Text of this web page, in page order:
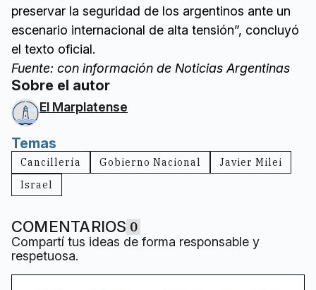
preservar la seguridad de los argentinos ante un
escenario internacional de alta tensión”, concluyó
el texto oficial.
Fuente: con información de Noticias Argentinas
Sobre el autor
El Marplatense
Temas
Cancillería Gobierno Nacional
Javier Milei
Israel
COMENTARIOS 0
Compartí tus ideas de forma responsable y
respetuosa.